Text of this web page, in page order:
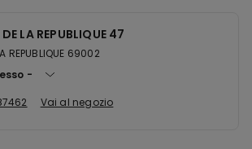
DE LA REPUBLIQUE 47
REPUBLIQUE 69002
Vai al negozio